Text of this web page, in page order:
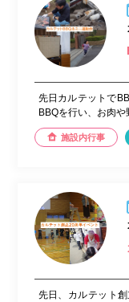
先日カルテットで
BBQを行い、お肉や
施設内行事
先日、カルテット